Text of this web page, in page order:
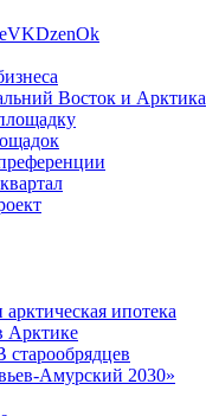
VKDzenOk
Восток и Арктика
ипотека
Арктике
Амурский 2030»